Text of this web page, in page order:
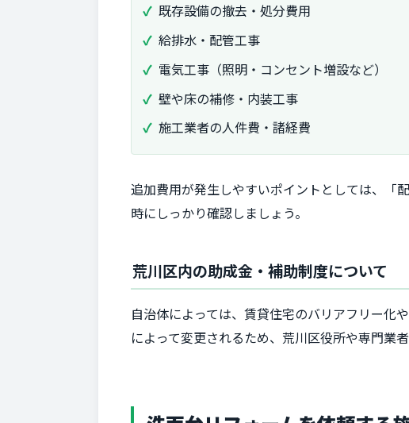
既存設備の撤去・処分費用
給排水・配管工事
電気工事（照明・コンセント増設など）
壁や床の補修・内装工事
施工業者の人件費・諸経費
追加費用が発生しやすいポイントとしては、「
時にしっかり確認しましょう。
荒川区内の助成金・補助制度について
自治体によっては、賃貸住宅のバリアフリー化
によって変更されるため、荒川区役所や専門業